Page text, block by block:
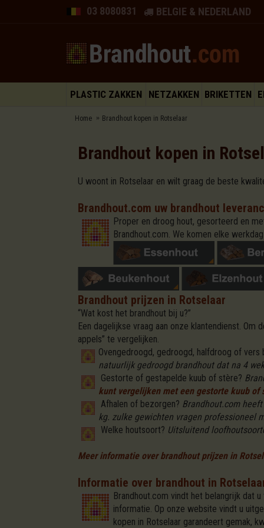
03 8080831 BELGIE & NEDERLAND
PLASTIC ZAKKEN NETZAKKEN BRIKETTEN
Home Brandhout kopen in Rotselaar
Brandhout kopen in
U woont in Rotselaar en wilt graag de beste
Brandhout.com uw brandhout
Proper en droog hout, gesorteerd en
Brandhout.com. We komen elke
Brandhout prijzen in Rotselaar
“Wat kost het brandhout bij u?”
Een dagelijkse vraag aan onze klantendienst.
appels” te vergelijken.
Ovengedroogd, gedroogd, halfdroog of vers
natuurlijk gedroogd brandhout dat na 4
Gestorte of gestapelde kuub of stère?
kunt vergelijken met een gestorte kuub of
Afhalen of bezorgen? Brandhout.com
kg. zulke gewichten vragen professioneel
Welke houtsoort? Uitsluitend
Meer informatie over brandhout prijzen in
Informatie over brandhout in
Brandhout.com vindt het belangrijk dat
informatie. Op onze website vindt u
kopen in Rotselaar garandeert gemak,